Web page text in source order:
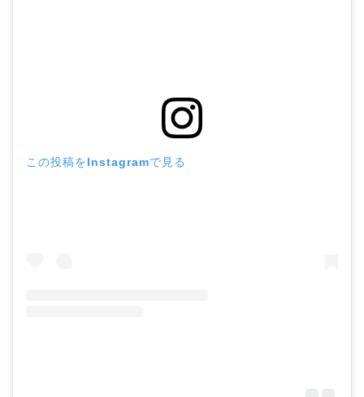
この投稿をInstagramで見る